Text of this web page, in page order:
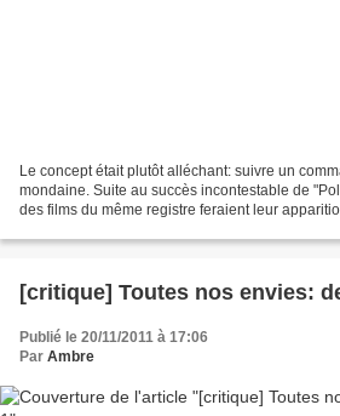
Le concept était plutôt alléchant: suivre un
mondaine. Suite au succès incontestable de
des films du même registre feraient leur
[critique] Toutes nos envies:
Publié le 20/11/2011 à 17:06
Par Ambre